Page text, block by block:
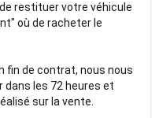
restituer votre véhicule
où de racheter le
fin de contrat, nous nous
dans les 72 heures et
sur la vente.